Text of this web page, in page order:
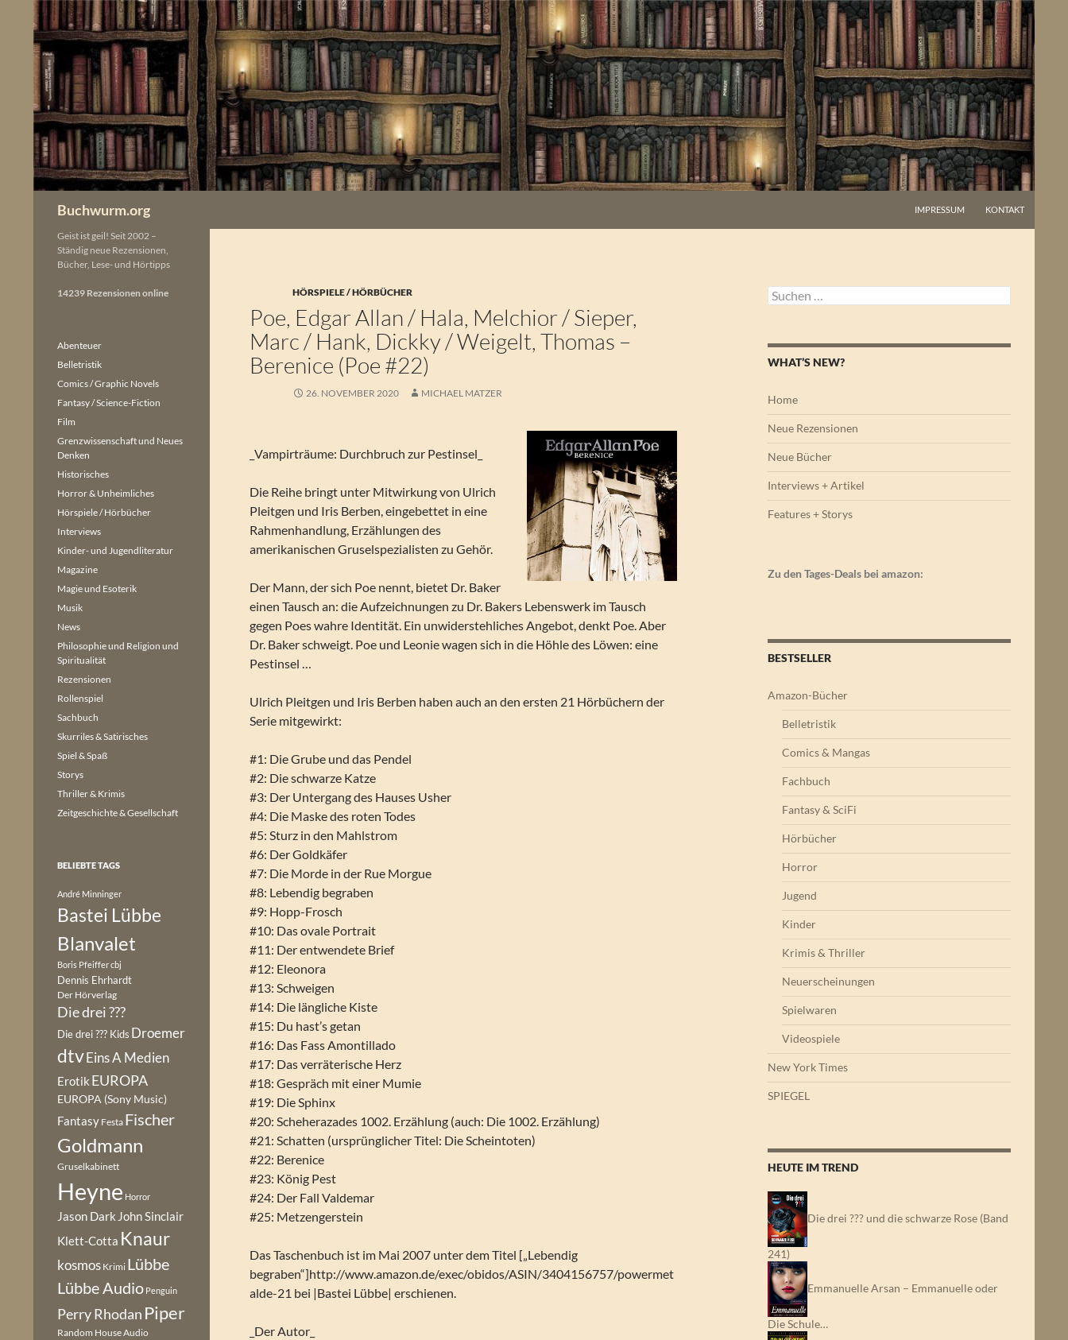
springen
Buchwurm.org IMPRESSUM KONTAKT
HÖRSPIELE / HÖRBÜCHER
Poe, Edgar Allan / Hala, Melchior / Sieper,
Marc / Hank, Dickky / Weigelt, Thomas –
Berenice (Poe #22)
26. NOVEMBER 2020 MICHAEL MATZER
_Vampirträume: Durchbruch zur Pestinsel_
Die Reihe bringt unter Mitwirkung von Ulrich
Pleitgen und Iris Berben, eingebettet in eine
Rahmenhandlung, Erzählungen des
amerikanischen Gruselspezialisten zu Gehör.
Der Mann, der sich Poe nennt, bietet Dr. Baker
einen Tausch an: die Aufzeichnungen zu Dr. Bakers Lebenswerk im Tausch
gegen Poes wahre Identität. Ein unwiderstehliches Angebot, denkt Poe. Aber
Dr. Baker schweigt. Poe und Leonie wagen sich in die Höhle des Löwen: eine
Pestinsel …
Ulrich Pleitgen und Iris Berben haben auch an den ersten 21 Hörbüchern der
Serie mitgewirkt:
#1: Die Grube und das Pendel
#2: Die schwarze Katze
#3: Der Untergang des Hauses Usher
#4: Die Maske des roten Todes
#5: Sturz in den Mahlstrom
#6: Der Goldkäfer
#7: Die Morde in der Rue Morgue
#8: Lebendig begraben
#9: Hopp-Frosch
#10: Das ovale Portrait
#11: Der entwendete Brief
#12: Eleonora
#13: Schweigen
#14: Die längliche Kiste
#15: Du hast’s getan
#16: Das Fass Amontillado
#17: Das verräterische Herz
#18: Gespräch mit einer Mumie
#19: Die Sphinx
#20: Scheherazades 1002. Erzählung (auch: Die 1002. Erzählung)
#21: Schatten (ursprünglicher Titel: Die Scheintoten)
#22: Berenice
#23: König Pest
#24: Der Fall Valdemar
#25: Metzengerstein
Das Taschenbuch ist im Mai 2007 unter dem Titel [„Lebendig
begraben“]http://www.amazon.de/exec/obidos/ASIN/3404156757/powermet
alde-21 bei |Bastei Lübbe| erschienen.
_Der Autor_
Suchen
nach:
WHAT’S NEW?
Home
Neue Rezensionen
Neue Bücher
Interviews + Artikel
Features + Storys
Zu den Tages-Deals bei amazon:
BESTSELLER
Amazon-Bücher
Belletristik
Comics & Mangas
Fachbuch
Fantasy & SciFi
Hörbücher
Horror
Jugend
Kinder
Krimis & Thriller
Neuerscheinungen
Spielwaren
Videospiele
New York Times
SPIEGEL
HEUTE IM TREND
Die drei ??? und die schwarze Rose (Band
241)
Emmanuelle Arsan – Emmanuelle oder
Die Schule…
Geist ist geil! Seit 2002 –
Ständig neue Rezensionen,
Bücher, Lese- und Hörtipps
14239 Rezensionen online
Abenteuer
Belletristik
Comics / Graphic Novels
Fantasy / Science-Fiction
Film
Grenzwissenschaft und Neues
Denken
Historisches
Horror & Unheimliches
Hörspiele / Hörbücher
Interviews
Kinder- und Jugendliteratur
Magazine
Magie und Esoterik
Musik
News
Philosophie und Religion und
Spiritualität
Rezensionen
Rollenspiel
Sachbuch
Skurriles & Satirisches
Spiel & Spaß
Storys
Thriller & Krimis
Zeitgeschichte & Gesellschaft
BELIEBTE TAGS
André Minninger
Bastei Lübbe
Blanvalet
Boris Pfeiffercbj
Dennis Ehrhardt
Der Hörverlag
Die drei ???
Die drei ??? Kids Droemer
dtvEins A Medien
Erotik EUROPA
EUROPA (Sony Music)
Fantasy Festa Fischer
Goldmann
Gruselkabinett
Heyne Horror
Jason Dark John Sinclair
Klett-Cotta Knaur
kosmos Krimi Lübbe
Lübbe Audio Penguin
Perry Rhodan Piper
Random House Audio